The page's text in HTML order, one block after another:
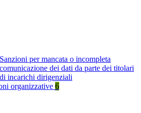
Sanzioni per mancata o incompleta
comunicazione dei dati da parte dei titolari
di incarichi dirigenziali
organizzative 6